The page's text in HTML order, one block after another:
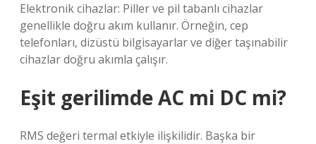
Elektronik cihazlar: Piller ve pil tabanlı cihazlar
genellikle doğru akım kullanır. Örneğin, cep
telefonları, dizüstü bilgisayarlar ve diğer taşınabilir
cihazlar doğru akımla çalışır.
Eşit gerilimde AC mi DC mi?
RMS değeri termal etkiyle ilişkilidir. Başka bir